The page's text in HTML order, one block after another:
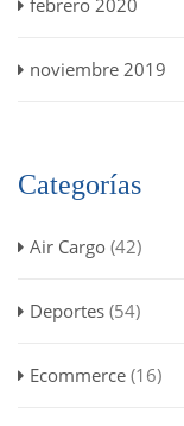
febrero 2020
noviembre 2019
Categorías
Air Cargo (42)
Deportes (54)
Ecommerce (16)